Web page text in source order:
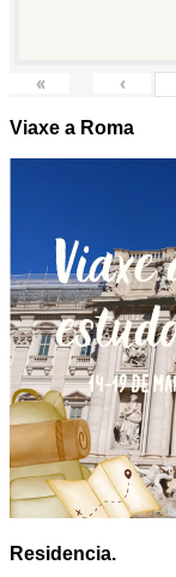
« ‹
Viaxe a Roma
Residencia.